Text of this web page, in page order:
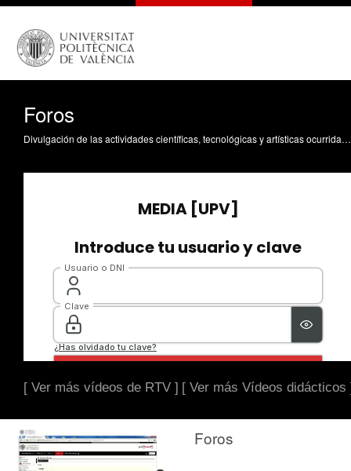
Foros
Divulgación de las actividades científicas, tecnológicas y artísticas ocurridas en los tres campus de la UPV
[ Ver más vídeos de RTV ] [ Ver más Vídeos didácticos
Foros